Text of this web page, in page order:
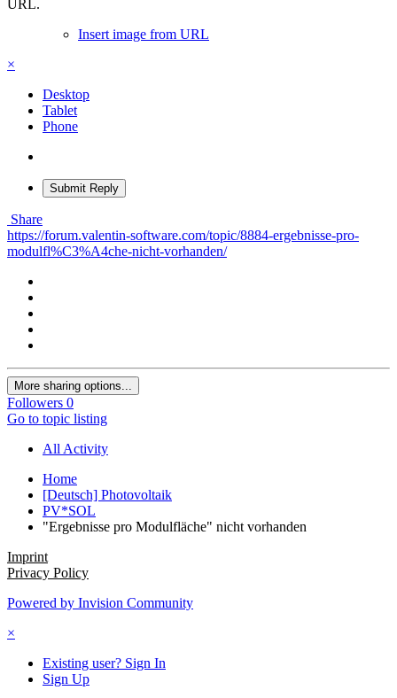
URL.
Insert image from URL
×
Desktop
Tablet
Phone
Submit Reply
Share
https://forum.valentin-software.com/topic/8884-ergebnisse-pro-
modulfl%C3%A4che-nicht-vorhanden/
More sharing options...
Followers 0
Go to topic listing
All Activity
Home
[Deutsch] Photovoltaik
PV*SOL
"Ergebnisse pro Modulfläche" nicht vorhanden
Imprint
Privacy Policy
Powered by Invision Community
×
Existing user? Sign In
Sign Up